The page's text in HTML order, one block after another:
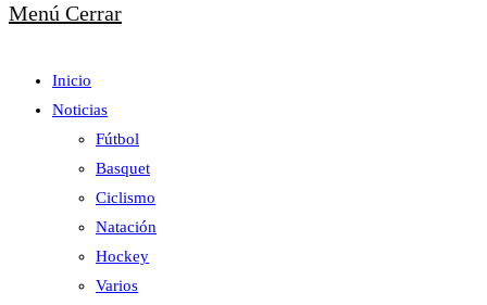
Menú Cerrar
Inicio
Noticias
Fútbol
Basquet
Ciclismo
Natación
Hockey
Varios